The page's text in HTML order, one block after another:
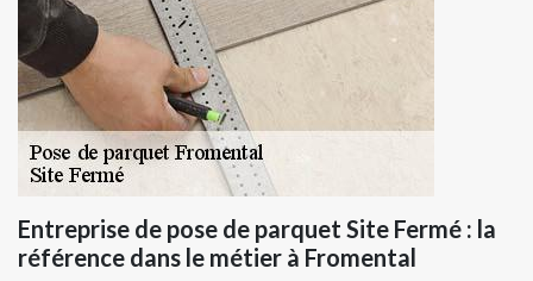
Entreprise de pose de parquet Site Fermé : la
référence dans le métier à Fromental